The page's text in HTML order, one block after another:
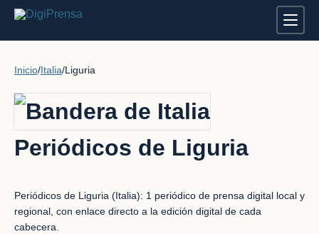
Inicio/Italia/Liguria
Periódicos de Liguria
Periódicos de Liguria (Italia): 1 periódico de prensa digital local y
regional, con enlace directo a la edición digital de cada
cabecera.